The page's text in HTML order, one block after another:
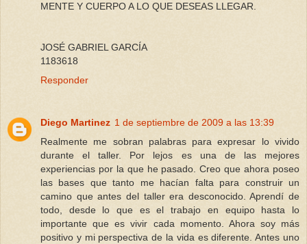
MENTE Y CUERPO A LO QUE DESEAS LLEGAR.
JOSÉ GABRIEL GARCÍA
1183618
Responder
Diego Martinez 1 de septiembre de 2009 a las 13:39
Realmente me sobran palabras para expresar lo vivido
durante el taller. Por lejos es una de las mejores
experiencias por la que he pasado. Creo que ahora poseo
las bases que tanto me hacían falta para construir un
camino que antes del taller era desconocido. Aprendí de
todo, desde lo que es el trabajo en equipo hasta lo
importante que es vivir cada momento. Ahora soy más
positivo y mi perspectiva de la vida es diferente. Antes uno